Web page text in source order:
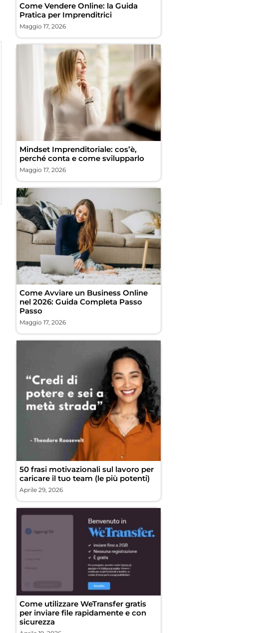
Come Vendere Online: la Guida
Pratica per Imprenditrici
Maggio 17, 2026
Mindset Imprenditoriale: cos’è,
perché conta e come svilupparlo
Maggio 17, 2026
Come Avviare un Business Online
nel 2026: Guida Completa Passo
Passo
Maggio 17, 2026
50 frasi motivazionali sul lavoro per
caricare il tuo team (le più potenti)
Aprile 29, 2026
Come utilizzare WeTransfer gratis
per inviare file rapidamente e con
sicurezza